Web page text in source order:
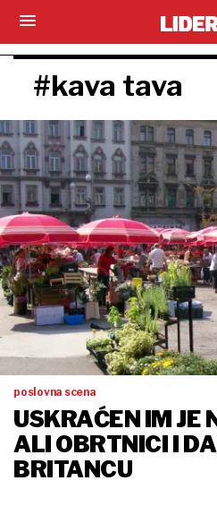
#kava tava
poslovna scena
USKRAĆEN IM JE
ALI OBRTNICI I
BRITANCU